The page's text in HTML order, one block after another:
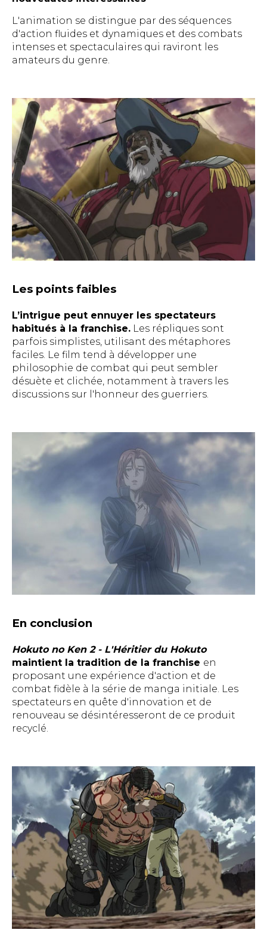
L'animation se distingue par des séquences
d'action fluides et dynamiques et des combats
intenses et spectaculaires qui raviront les
amateurs du genre.
Les points faibles
L’intrigue peut ennuyer les spectateurs
habitués à la franchise. Les répliques sont
parfois simplistes, utilisant des métaphores
faciles. Le film tend à développer une
philosophie de combat qui peut sembler
désuète et clichée, notamment à travers les
discussions sur l'honneur des guerriers.
En conclusion
Hokuto no Ken 2 - L'Héritier du Hokuto
maintient la tradition de la franchise en
proposant une expérience d'action et de
combat fidèle à la série de manga initiale. Les
spectateurs en quête d'innovation et de
renouveau se désintéresseront de ce produit
recyclé.